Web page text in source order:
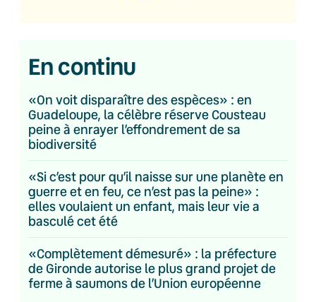
En continu
«On voit disparaître des espèces» : en
Guadeloupe, la célèbre réserve Cousteau
peine à enrayer l’effondrement de sa
biodiversité
«Si c’est pour qu’il naisse sur une planète en
guerre et en feu, ce n’est pas la peine» :
elles voulaient un enfant, mais leur vie a
basculé cet été
«Complètement démesuré» : la préfecture
de Gironde autorise le plus grand projet de
ferme à saumons de l’Union européenne